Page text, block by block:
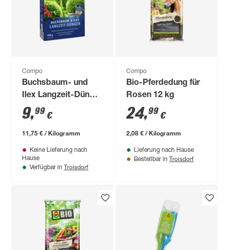
Compo
Buchsbaum- und
Ilex Langzeit-Dünger
850 g
9,99 €
11,75 € / Kilogramm
Keine Lieferung nach
Hause
Verfügbar in Troisdorf
Compo
Bio-Pferdedung für
Rosen 12 kg
24,99 €
2,08 € / Kilogramm
Lieferung nach Hause
Bestellbar in Troisdorf